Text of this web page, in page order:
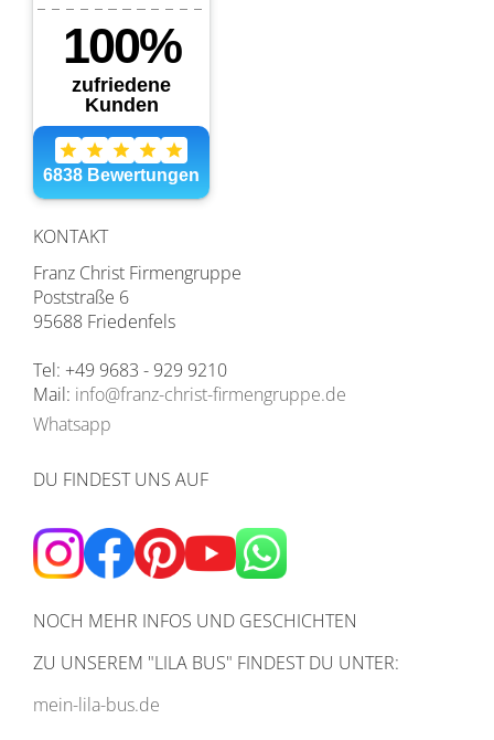
KONTAKT
Franz Christ Firmengruppe
Poststraße 6
95688 Friedenfels
Tel: +49 9683 - 929 9210
Mail: info@franz-christ-firmengruppe.de
Whatsapp
DU FINDEST UNS AUF
NOCH MEHR INFOS UND GESCHICHTEN
ZU UNSEREM "LILA BUS" FINDEST DU UNTER:
mein-lila-bus.de